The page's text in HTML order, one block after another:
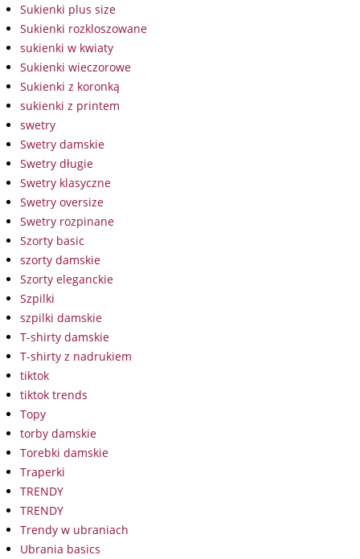
Sukienki plus size
Sukienki rozkloszowane
sukienki w kwiaty
Sukienki wieczorowe
Sukienki z koronką
sukienki z printem
swetry
Swetry damskie
Swetry długie
Swetry klasyczne
Swetry oversize
Swetry rozpinane
Szorty basic
szorty damskie
Szorty eleganckie
Szpilki
szpilki damskie
T-shirty damskie
T-shirty z nadrukiem
tiktok
tiktok trends
Topy
torby damskie
Torebki damskie
Traperki
TRENDY
TRENDY
Trendy w ubraniach
Ubrania basics